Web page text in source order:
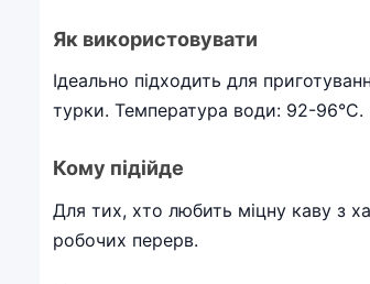
Як використовувати
Ідеально підходить для
турки. Температура води: 92-96°C.
Кому підійде
Для тих, хто любить міцну каву з
робочих перерв.